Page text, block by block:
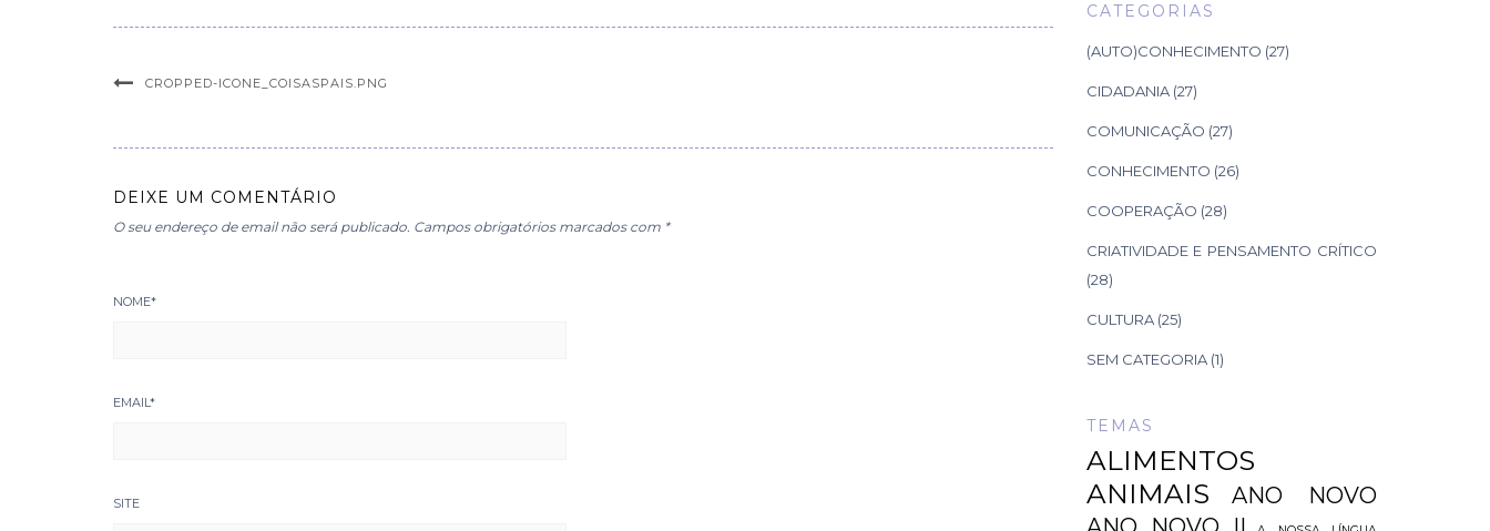
CROPPED-ICONE_COISASPAIS.PNG
DEIXE UM COMENTÁRIO
O seu endereço de email não será publicado. Campos obrigatórios marcados com *
NOME*
EMAIL*
SITE
CATEGORIAS
(AUTO)CONHECIMENTO (27)
CIDADANIA(27)
COMUNICAÇÃO (27)
CONHECIMENTO (26)
COOPERAÇÃO (28)
CRIATIVIDADE E PENSAMENTO CRÍTICO
(28)
CULTURA(25)
SEM CATEGORIA(1)
TEMAS
ALIMENTOS
ANIMAIS
ANO NOVO